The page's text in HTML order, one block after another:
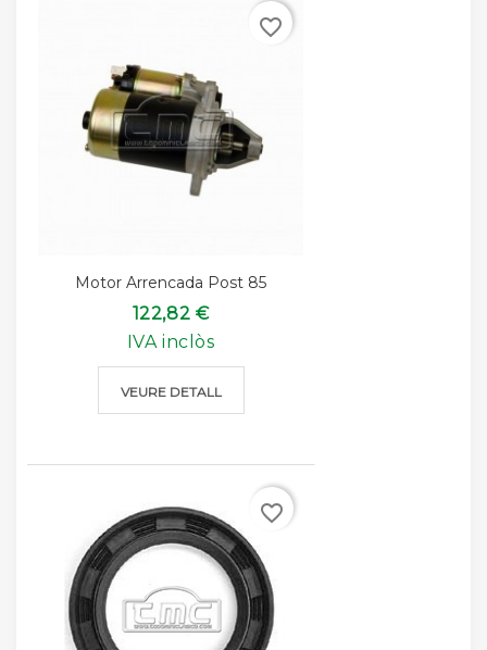
Motor Arrencada Post 85
122,82 €
IVA inclòs
VEURE DETALL
favorite_border
favorite_border